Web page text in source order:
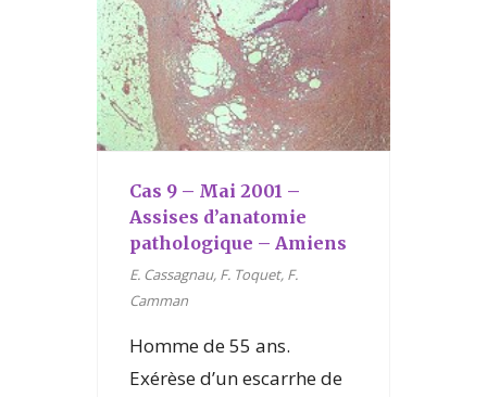
Cas 9 – Mai 2001 –
Assises d’anatomie
pathologique – Amiens
E. Cassagnau, F. Toquet, F.
Camman
Homme de 55 ans.
Exérèse d’un escarrhe de